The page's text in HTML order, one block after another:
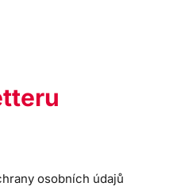
osobních údajů